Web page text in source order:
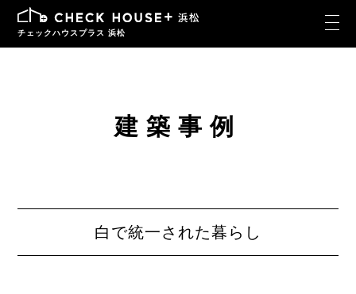
チェックハウスプラス 浜松
建築事例
白で統一された暮らし